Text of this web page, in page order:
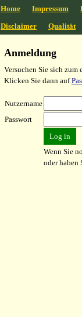
Home Impressum
Disclaimer
Qualität
Anmeldung
Versuchen Sie sich zum
Klicken Sie dann auf
Nutzername
Passwort
Wenn Sie
oder haben